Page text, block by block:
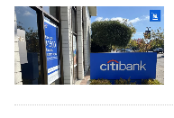
樓
市
理